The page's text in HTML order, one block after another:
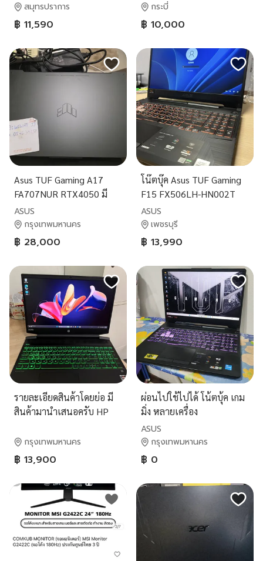
ราคาจบๆ 11,590.- เครื่อง
สุดท้ายมาไวไปไว
สมุทรปราการ
฿ 11,590
กระบี่
฿ 10,000
Asus TUF Gaming A17
FA707NUR RTX4050 มี
ประกันศูนย์
ASUS
กรุงเทพมหานคร
฿ 28,000
โน๊ตบุ๊ค Asus TUF Gaming
F15 FX506LH-HN002T
(มือสอง)
ASUS
เพชรบุรี
฿ 13,990
รายละเอียดสินค้าโดยย่อ มี
สินค้ามานำเสนอครับ HP
ec1028ax CPU : AMD
RYZEN 7 4800H RAM : 16
GB DDR4 3200MHz
STORAGE : 512
กรุงเทพมหานคร
฿ 13,900
ผ่อนไปใช้ไปได้ โน้ตบุ้ค เกม
มิ่ง หลายเครื่อง
ASUS
กรุงเทพมหานคร
฿ 0